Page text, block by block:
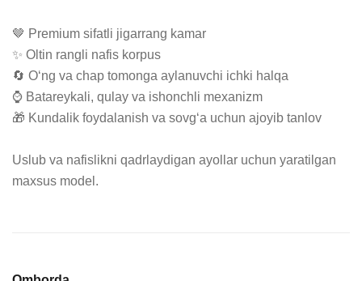
🤎 Premium sifatli jigarrang kamar
✨ Oltin rangli nafis korpus
🔄 O‘ng va chap tomonga aylanuvchi ichki halqa
⌚ Batareykali, qulay va ishonchli mexanizm
🎁 Kundalik foydalanish va sovg‘a uchun ajoyib tanlov
Uslub va nafislikni qadrlaydigan ayollar uchun yaratilgan
maxsus model.